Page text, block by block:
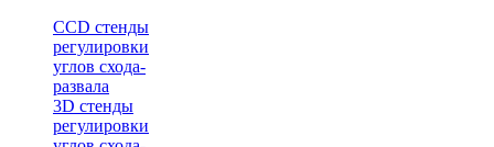
CCD стенды
регулировки
углов схода-
развала
3D стенды
регулировки